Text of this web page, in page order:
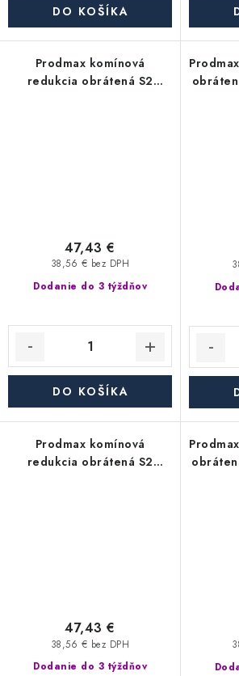
DO KOŠÍKA
Prodmax komínová
redukcia obrátená S2
Dodanie do 3 týždňov
38,56 € bez DPH
47,43 €
DO KOŠÍKA
obrátená S2
Prodmax komínová
redukcia obrátená S2
Dodanie do 3 týždňov
38,56 € bez DPH
47,43 €
obrátená S2